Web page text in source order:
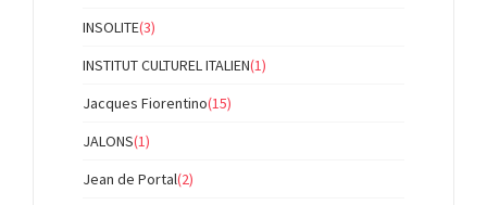
INSOLITE(3)
INSTITUT CULTUREL ITALIEN(1)
Jacques Fiorentino(15)
JALONS(1)
Jean de Portal(2)